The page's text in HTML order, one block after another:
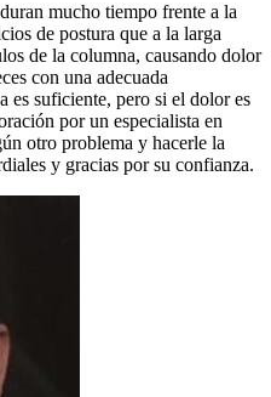
mucho tiempo frente a la
de postura que a la larga
de la columna, causando dolor
con una adecuada
es suficiente, pero si el dolor es
por un especialista en
otro problema y hacerle la
y gracias por su confianza.